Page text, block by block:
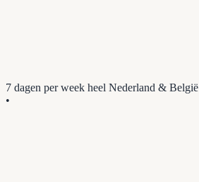
7 dagen per week heel Nederland & België
•